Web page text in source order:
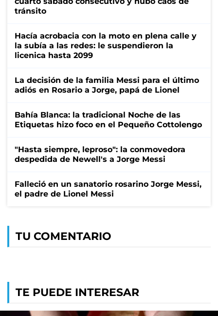
tránsito
Hacía acrobacia con la moto en plena calle y
la subía a las redes: le suspendieron la
licenica hasta 2099
La decisión de la familia Messi para el último
adiós en Rosario a Jorge, papá de Lionel
Bahía Blanca: la tradicional Noche de las
Etiquetas hizo foco en el Pequeño Cottolengo
"Hasta siempre, leproso": la conmovedora
despedida de Newell's a Jorge Messi
Falleció en un sanatorio rosarino Jorge Messi,
el padre de Lionel Messi
TU COMENTARIO
TE PUEDE INTERESAR